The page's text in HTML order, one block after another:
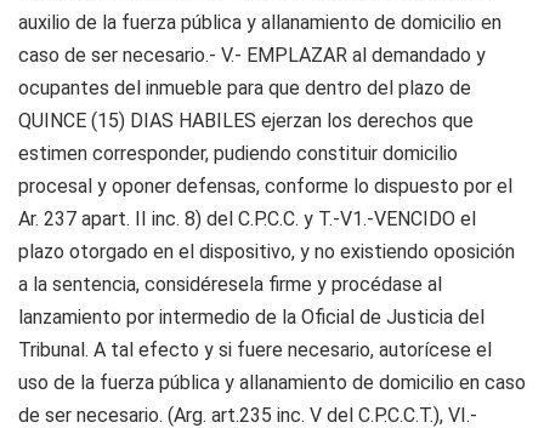
auxilio de la fuerza pública y allanamiento de domicilio en
caso de ser necesario.- V.- EMPLAZAR al demandado y
ocupantes del inmueble para que dentro del plazo de
QUINCE (15) DIAS HABILES ejerzan los derechos que
estimen corresponder, pudiendo constituir domicilio
procesal y oponer defensas, conforme lo dispuesto por el
Ar. 237 apart. II inc. 8) del C.P.C.C. y T.-V1.-VENCIDO el
plazo otorgado en el dispositivo, y no existiendo oposición
a la sentencia, considéresela firme y procédase al
lanzamiento por intermedio de la Oficial de Justicia del
Tribunal. A tal efecto y si fuere necesario, autorícese el
uso de la fuerza pública y allanamiento de domicilio en caso
de ser necesario. (Arg. art.235 inc. V del C.P.C.C.T.), VI.-